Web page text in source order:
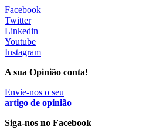
Quase 11.900 jovens recorreram aos
nutricionista no primeiro mês
7 Ago, 2026
ULS de Coimbra estreia cirurgia
apoio robótico em Portugal
7 Ago, 2026 0 Comments
Facebook
Twitter
Linkedin
Youtube
Instagram
A sua Opinião conta!
Envie-nos o seu
artigo de opinião
Siga-nos no Facebook